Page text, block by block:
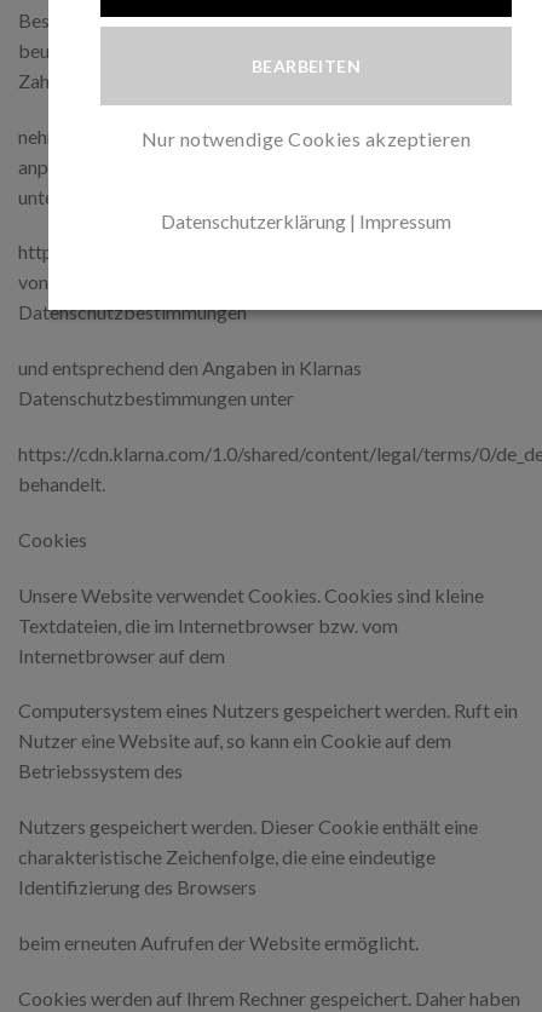
Bestelldaten, an Klarna übermitteln. So kann Klarna
beurteilen, ob Sie die über Klarna angebotenen
Zahlungsoptionen in Anspruch
nehmen können und die Zahlungsoptionen an Ihre Bedürfnisse
anpassen. Allgemeine Informationen zu Klarna erhalten Sie
unter:
https://www.klarna.com/de/. Ihre Personenangaben werden
von Klarna in Übereinstimmung mit den geltenden
Datenschutzbestimmungen
und entsprechend den Angaben in Klarnas
Datenschutzbestimmungen unter
https://cdn.klarna.com/1.0/shared/content/legal/terms/0/
behandelt.
Cookies
Unsere Website verwendet Cookies. Cookies sind kleine
Textdateien, die im Internetbrowser bzw. vom
Internetbrowser auf dem
Computersystem eines Nutzers gespeichert werden. Ruft ein
Nutzer eine Website auf, so kann ein Cookie auf dem
Betriebssystem des
Nutzers gespeichert werden. Dieser Cookie enthält eine
charakteristische Zeichenfolge, die eine eindeutige
Identifizierung des Browsers
beim erneuten Aufrufen der Website ermöglicht.
Cookies werden auf Ihrem Rechner gespeichert. Daher haben
BEARBEITEN
Nur notwendige Cookies akzeptieren
Datenschutzerklärung | Impressum